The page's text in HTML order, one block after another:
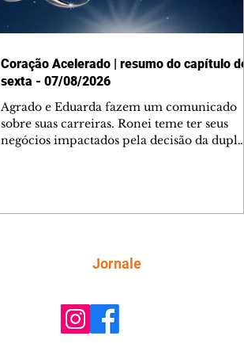
Coração Acelerado | resumo do capítulo de
sexta - 07/08/2026
Agrado e Eduarda fazem um comunicado
sobre suas carreiras. Ronei teme ter seus
negócios impactados pela decisão da dupla.
que se mudará de país, e Eduarda se
preocupa com Sol. Palhares desconfia de
Jornale